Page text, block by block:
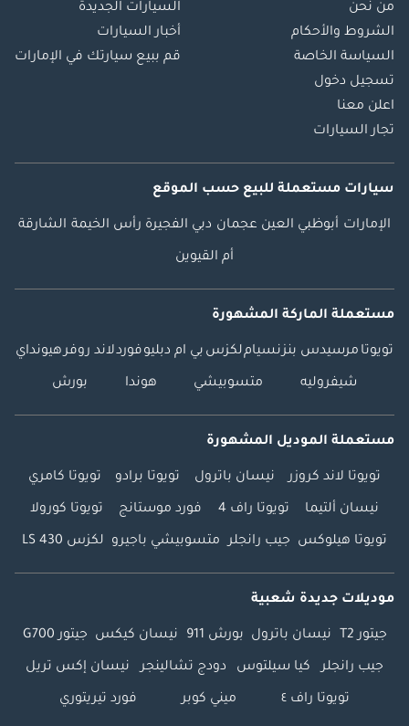
من نحن
الشروط والأحكام
السياسة الخاصة
تسجيل دخول
اعلن معنا
تجار السيارات
السيارات الجديدة
أخبار السيارات
قم ببيع سيارتك في الإمارات
سيارات مستعملة للبيع حسب الموقع
الإمارات أبوظبي العين عجمان دبي الفجيرة رأس الخيمة الشارقة
أم القيوين
مستعملة الماركة المشهورة
تويوتا مرسيدس بنزنسياملكزس بي ام دبليوفوردلاند روفرهيونداي
شيفروليه متسوبيشي هوندا بورش
مستعملة الموديل المشهورة
تويوتا لاند كروزر نيسان باترول تويوتا برادو تويوتا كامري
نيسان ألتيما تويوتا راف 4 فورد موستانج تويوتا كورولا
تويوتا هيلوكس جيب رانجلر متسوبيشي باجيرو لكزس LS 430
موديلات جديدة شعبية
جيتور T2 نيسان باترول بورش 911 نيسان كيكس جيتور G700
جيب رانجلر كيا سيلتوس دودج تشالينجر نيسان إكس تريل
تويوتا راف ٤ ميني كوبر فورد تيريتوري